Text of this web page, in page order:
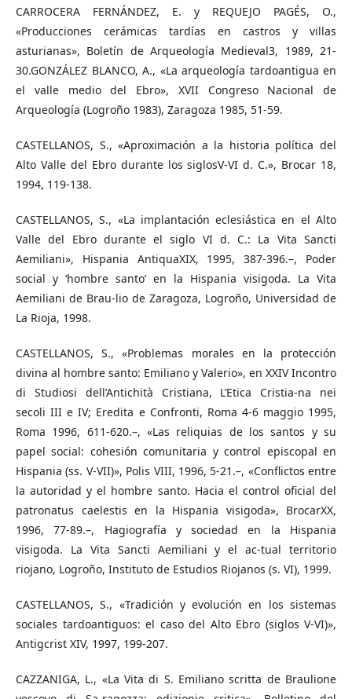
CARROCERA FERNÁNDEZ, E. y REQUEJO PAGÉS, O.,
«Producciones cerámicas tardías en castros y villas
asturianas», Boletín de Arqueología Medieval3, 1989, 21-
30.GONZÁLEZ BLANCO, A., «La arqueología tardoantigua en
el valle medio del Ebro», XVII Congreso Nacional de
Arqueología (Logroño 1983), Zaragoza 1985, 51-59.
CASTELLANOS, S., «Aproximación a la historia política del
Alto Valle del Ebro durante los siglosV-VI d. C.», Brocar 18,
1994, 119-138.
CASTELLANOS, S., «La implantación eclesiástica en el Alto
Valle del Ebro durante el siglo VI d. C.: La Vita Sancti
Aemiliani», Hispania AntiquaXIX, 1995, 387-396.–, Poder
social y ‘hombre santo’ en la Hispania visigoda. La Vita
Aemiliani de Brau-lio de Zaragoza, Logroño, Universidad de
La Rioja, 1998.
CASTELLANOS, S., «Problemas morales en la protección
divina al hombre santo: Emiliano y Valerio», en XXIV Incontro
di Studiosi dell’Antichità Cristiana, L’Etica Cristia-na nei
secoli III e IV; Eredita e Confronti, Roma 4-6 maggio 1995,
Roma 1996, 611-620.–, «Las reliquias de los santos y su
papel social: cohesión comunitaria y control episcopal en
Hispania (ss. V-VII)», Polis VIII, 1996, 5-21.–, «Conflictos entre
la autoridad y el hombre santo. Hacia el control oficial del
patronatus caelestis en la Hispania visigoda», BrocarXX,
1996, 77-89.–, Hagiografía y sociedad en la Hispania
visigoda. La Vita Sancti Aemiliani y el ac-tual territorio
riojano, Logroño, Instituto de Estudios Riojanos (s. VI), 1999.
CASTELLANOS, S., «Tradición y evolución en los sistemas
sociales tardoantiguos: el caso del Alto Ebro (siglos V-VI)»,
Antigcrist XIV, 1997, 199-207.
CAZZANIGA, L., «La Vita di S. Emiliano scritta de Braulione